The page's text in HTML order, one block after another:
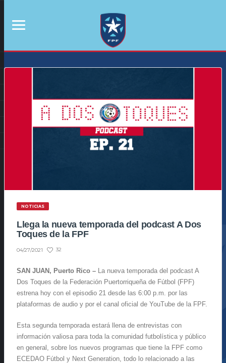
NOTICIAS
Llega la nueva temporada del podcast A Dos
Toques de la FPF
04/27/2021 32
SAN JUAN, Puerto Rico – La nueva temporada del podcast A
Dos Toques de la Federación Puertorriqueña de Fútbol (FPF)
estrena hoy con el episodio 21 desde las 6:00 p.m. por las
plataformas de audio y por el canal oficial de YouTube de la FPF.
Esta segunda temporada estará llena de entrevistas con
información valiosa para toda la comunidad futbolística y público
en general, sobre los nuevos programas que tiene la FPF como
ECEDAO Fútbol y Next Generation, todo lo relacionado a las